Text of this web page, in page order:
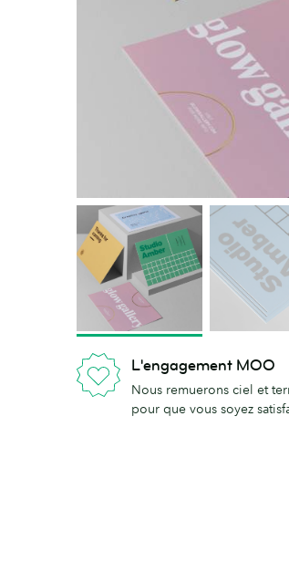
L'engagement MOO
Nous remuerons ciel et
pour que vous soyez